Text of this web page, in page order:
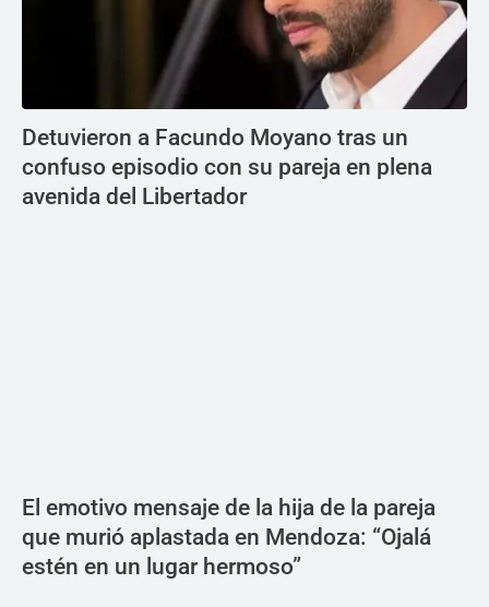
Detuvieron a Facundo Moyano tras un
confuso episodio con su pareja en plena
avenida del Libertador
El emotivo mensaje de la hija de la pareja
que murió aplastada en Mendoza: “Ojalá
estén en un lugar hermoso”